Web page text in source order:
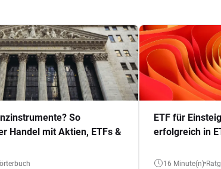
So
Handel mit Aktien, ETFs &
ETF für
erfolgreich in
16 Minute(n)